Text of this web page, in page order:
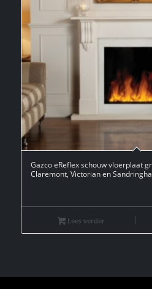
Gazco eReflex schouw vloerplaat
Claremont, Victorian en
Lees verder